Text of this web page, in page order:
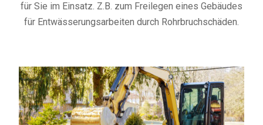
für Sie im Einsatz. Z.B. zum Freilegen eines Gebäudes
für Entwässerungsarbeiten durch Rohrbruchschäden.